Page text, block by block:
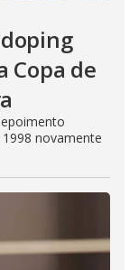
Copa de
novamente